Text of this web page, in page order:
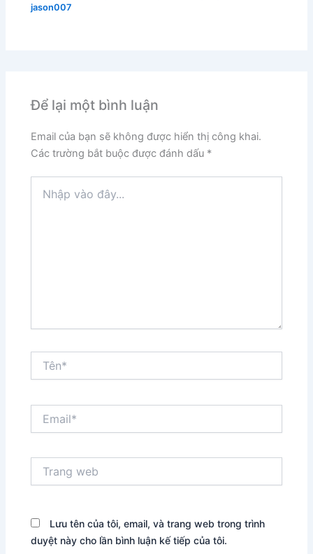
jason007
Để lại một bình luận
Email của bạn sẽ không được hiển thị công khai.
Các trường bắt buộc được đánh dấu *
vào
web
Lưu tên của tôi, email, và trang web trong trình
duyệt này cho lần bình luận kế tiếp của tôi.